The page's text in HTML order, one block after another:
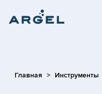
Главная Инструменты